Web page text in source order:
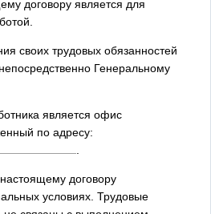
договору является для
своих трудовых обязанностей
Генеральному
является офис
по адресу:
договору
условиях. Трудовые